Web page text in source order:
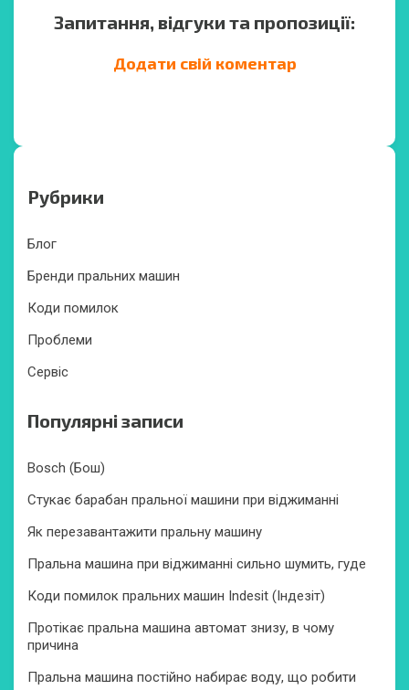
Запитання, відгуки та пропозиції:
Додати свій коментар
Рубрики
Блог
Бренди пральних машин
Коди помилок
Проблеми
Сервіс
Популярні записи
Bosch (Бош)
Стукає барабан пральної машини при віджиманні
Як перезавантажити пральну машину
Пральна машина при віджиманні сильно шумить, гуде
Коди помилок пральних машин Indesit (Індезіт)
Протікає пральна машина автомат знизу, в чому
причина
Пральна машина постійно набирає воду, що робити